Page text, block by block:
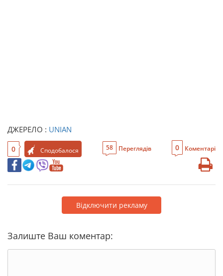
ДЖЕРЕЛО : UNIAN
0 Сподобалося 58 Переглядів 0 Коментарі
Відключити рекламу
Залиште Ваш коментар: